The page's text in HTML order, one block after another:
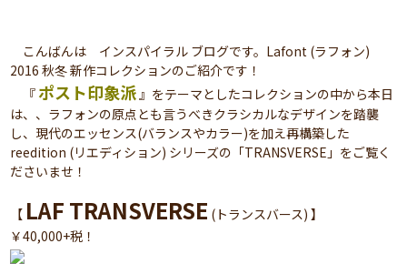
こんばんは インスパイラル ブログです。Lafont (ラフォン)
2016 秋冬 新作コレクションのご紹介です！
『 ポスト印象派』をテーマとしたコレクションの中から本日
は、、ラフォンの原点とも言うべきクラシカルなデザインを踏襲
し、現代のエッセンス(バランスやカラー)を加え再構築した
reedition (リエディション) シリーズの「TRANSVERSE」をご覧く
ださいませ！
【 LAF TRANSVERSE (トランスバース) 】
￥40,000+税！